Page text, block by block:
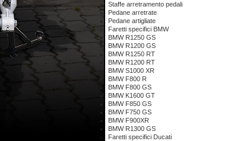
Staffe arretramento pedali
Pedane arretrate
Pedane artigliate
Faretti specifici BMW
BMW R1250 GS
BMW R1200 GS
BMW R1250 RT
BMW R1200 RT
BMW S1000 XR
BMW F800 R
BMW F800 GS
BMW K1600 GT
BMW F850 GS
BMW F750 GS
BMW F900XR
BMW R1300 GS
Faretti specifici Ducati